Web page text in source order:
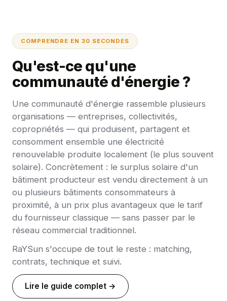
COMPRENDRE EN 30 SECONDES
Qu'est-ce qu'une
communauté d'énergie ?
Une communauté d'énergie rassemble plusieurs
organisations — entreprises, collectivités,
copropriétés — qui produisent, partagent et
consomment ensemble une électricité
renouvelable produite localement (le plus souvent
solaire). Concrètement : le surplus solaire d'un
bâtiment producteur est vendu directement à un
ou plusieurs bâtiments consommateurs à
proximité, à un prix plus avantageux que le tarif
du fournisseur classique — sans passer par le
réseau commercial traditionnel.
RaYSun s'occupe de tout le reste : matching,
contrats, technique et suivi.
Lire le guide complet →